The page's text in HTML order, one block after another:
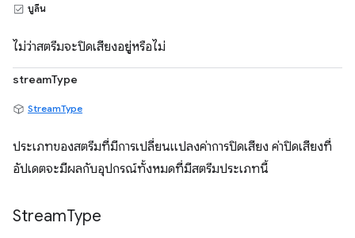
บูลีน
ไม่ว่าสตรีมจะปิดเสียงอยู่หรือไม่
streamType
StreamType
ประเภทของสตรีมที่มีการเปลี่ยนแปลงค่าการปิดเสียง ค่าปิดเสียงที่
อัปเดตจะมีผลกับอุปกรณ์ทั้งหมดที่มีสตรีมประเภทนี้
StreamType